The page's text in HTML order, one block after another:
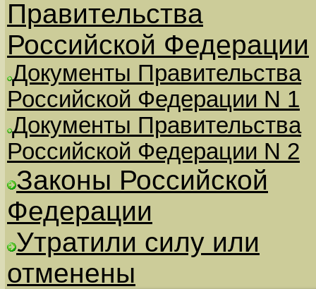
Правительства
Российской Федерации
Документы Правительства
Российской Федерации N 1
Документы Правительства
Российской Федерации N 2
Законы Российской
Федерации
Утратили силу или
отменены